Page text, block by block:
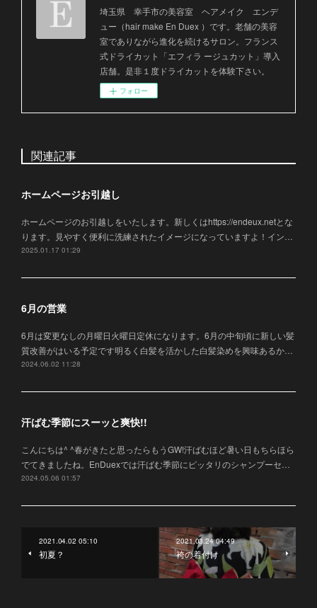
埼玉県 幸手市の美容室 ヘアメイク エンデ
ュー（hair make En Duex ）です。老舗の美容
室でありながら進化を続けるサロン。フランス
式ドライカット「エフィラ ージュカット」導入
店舗。是非１度ドライカットを体験下さい。
フォロー
関連記事
ホームページお引越し
ホームページのお引越しをいたします。新しくはhttps://endeux.netとな
ります。見やすく便利に洗練されたイメージになっていますよ！イン…
2025.01.17 01:29
6月の営業
6月は変更なしの月曜日火曜日定休になります。6月の中旬頃に新しい髪
質改善がはいる予定です明るく白髪を活かした白髪染めを興味あるか…
2024.06.02 11:28
汗ばむ季節にスーッと爽快!!
こんにちは^ ^春がきたと思ったらもうGW!汗ばむほど暑い日もちらほら
でてきましたね。EnDuexでは汗ばむ季節にピッタリのシャンプーセ…
2024.05.06 01:57
2021.04.02 05:10
初夏？
2021.03.24 04:49
袴の着付け